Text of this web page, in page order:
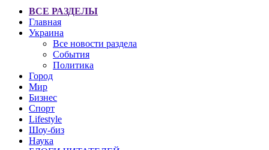
ВСЕ РАЗДЕЛЫ
Главная
Украина
Все новости раздела
События
Политика
Город
Мир
Бизнес
Спорт
Lifestyle
Шоу-биз
Наука